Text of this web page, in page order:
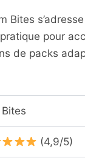
Bites
pour
de packs
(4,9/5)